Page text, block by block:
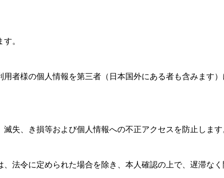
。
者様の個人情報を第三者（日本国外にある者も含みます）
失、き損等および個人情報への不正アクセスを防止します
法令に定められた場合を除き、本人確認の上で、遅滞な